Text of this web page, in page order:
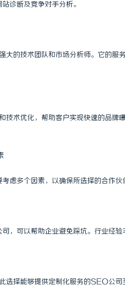
诊断及竞争对手分析。
大的技术团队和市场分析师。它的
技术优化，帮助客户实现快速的品
虑多个因素，以确保所选择的合作伙
，可以帮助企业避免踩坑。行业经
选择能够提供定制化服务的SEO公